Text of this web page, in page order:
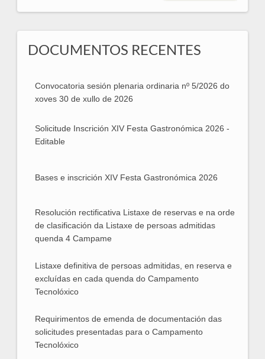
DOCUMENTOS RECENTES
Convocatoria sesión plenaria ordinaria nº 5/2026
Convocatoria sesión plenaria ordinaria nº 5/2026 do
xoves 30 de xullo de 2026
Solicitude Inscrición XIV Festa Gastronómica
Solicitude Inscrición XIV Festa Gastronómica 2026 -
Editable
Bases e inscrición XIV Festa Gastronómica 2026
Bases e inscrición XIV Festa Gastronómica 2026
admitidas quenda 4 Campamento Tecn
Resolución rectificativa Listaxe de reservas e na orde
de clasificación da Listaxe de persoas admitidas
quenda 4 Campame
Listaxe definitiva de persoas admitidas, en
Campamento Tecnolóxico
Listaxe definitiva de persoas admitidas, en reserva e
excluídas en cada quenda do Campamento
Tecnolóxico
Requirimentos de emenda de documentación das
Requirimentos de emenda de documentación das
solicitudes presentadas para o Campamento
Tecnolóxico